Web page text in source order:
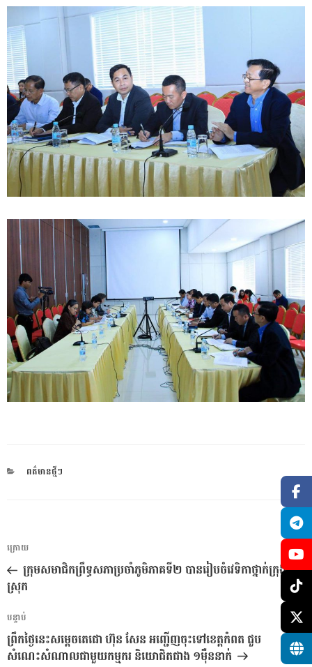
CATEGORIES
ពត៌មានថ្មីៗ
ការ​
នាំទិស​
ប្រកាស
អត្ថបទ
មុន
ក្រោយ
ក្រុមសមាជិកព្រឹទ្ធសភាប្រចាំភូមិភាគទី២ បានរៀបចំវេទិកាថ្នាក់ក្រុង
ស្រុក
អត្ថបទ
បន្ទាប់
បន្ទាប់
ព្រឹកថ្ងៃនេះសម្តេចតេជោ ហ៊ុន សែន អញ្ជើញចុះទៅខេត្តកំពត ជួប
សំណេះសំណាលជាមួយកម្មករ និយោជិតជាង ១ម៉ឺននាក់